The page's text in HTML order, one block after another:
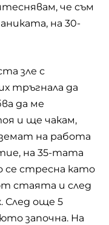
че съм
на 30-
зле с
тръгнала да
да ме
и ще чакам,
на работа
на 35-тата
се стресна като
стаята и след
След още 5
започна. На